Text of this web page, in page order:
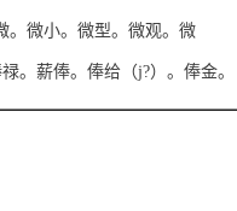
微小。微型。微观。微
。薪俸。俸给（j?）。俸金